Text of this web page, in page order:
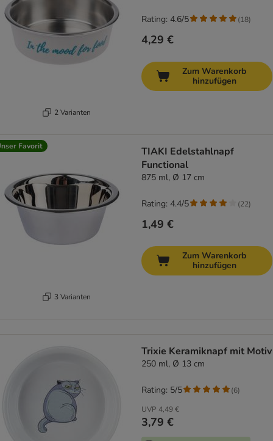
2 Varianten
4,29 €
Rating: 4.6/5 (18)
Zum Warenkorb
hinzufügen
Favorit
3 Varianten
TIAKI Edelstahlnapf
Functional
875 ml, Ø 17 cm
1,49 €
Rating: 4.4/5 (22)
Zum Warenkorb
hinzufügen
Trixie Keramiknapf mit Motiv
250 ml, Ø 13 cm
UVP 4,49 €
3,79 €
Rating: 5/5 (6)